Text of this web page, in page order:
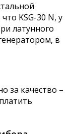
KSG-30 N, у
латунного
в
за качество –